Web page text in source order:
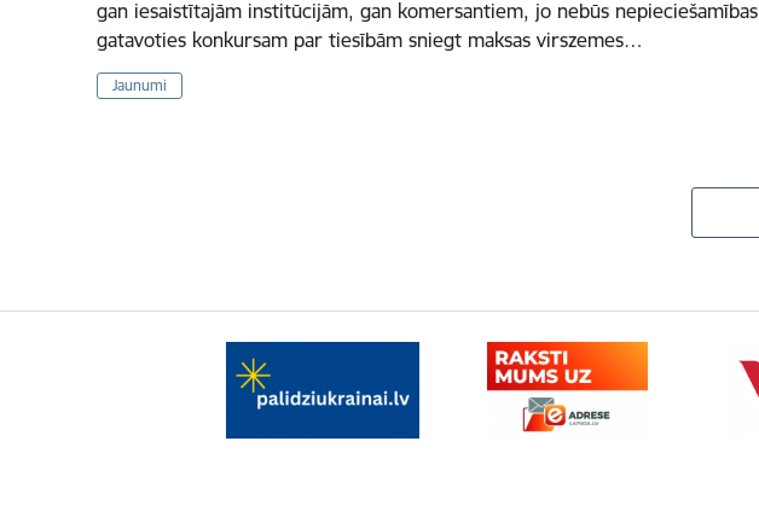
gan iesaistītajām institūcijām, gan komersantiem, jo nebūs nepieciešamības
gatavoties konkursam par tiesībām sniegt maksas virszemes…
Jaunumi